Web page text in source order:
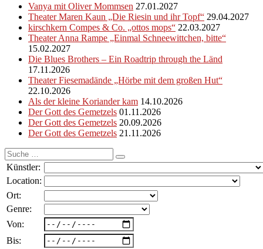
Vanya mit Oliver Mommsen 27.01.2027
Theater Maren Kaun „Die Riesin und ihr Topf“ 29.04.2027
kirschkern Compes & Co. „ottos mops“ 22.03.2027
Theater Anna Rampe „Einmal Schneewittchen, bitte“
15.02.2027
Die Blues Brothers – Ein Roadtrip through the Länd
17.11.2026
Theater Fiesemadände „Hörbe mit dem großen Hut“
22.10.2026
Als der kleine Koriander kam 14.10.2026
Der Gott des Gemetzels 01.11.2026
Der Gott des Gemetzels 20.09.2026
Der Gott des Gemetzels 21.11.2026
Suche
nach:
Künstler:
Location:
Ort:
Genre:
Von:
Bis: